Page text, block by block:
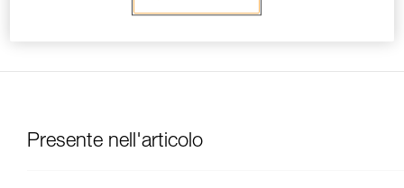
Presente nell'articolo